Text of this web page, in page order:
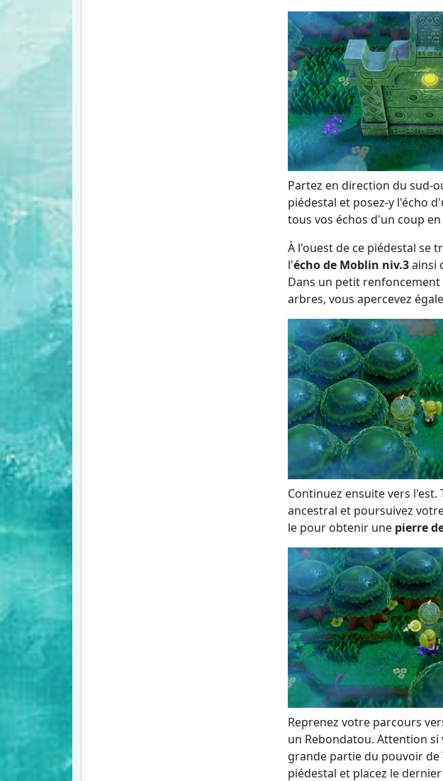
Partez en direction du sud-
piédestal et posez-y l'écho
tous vos échos d'un coup
À l'ouest de ce piédestal se
l'écho de Moblin niv.3ainsi
Dans un petit renfoncement
arbres, vous apercevez
Continuez ensuite vers
ancestral et poursuivez
le pour obtenir une pierre
Reprenez votre parcours
un Rebondatou. Attention
grande partie du pouvoir de
piédestal et placez le